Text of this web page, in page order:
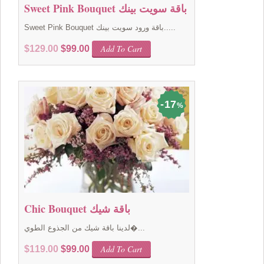
Sweet Pink Bouquet باقة سويت بينك
Sweet Pink Bouquet باقة ورود سويت بينك.....
$129.00 Original
$129.00.
$99.00Current
price
$99.00.
Add To Cart
17%
Chic Bouquet باقة شيك
لدينا باقة شيك من الجذوع الطوي�...
$119.00 Original
$99.00Current
price
Add To Cart